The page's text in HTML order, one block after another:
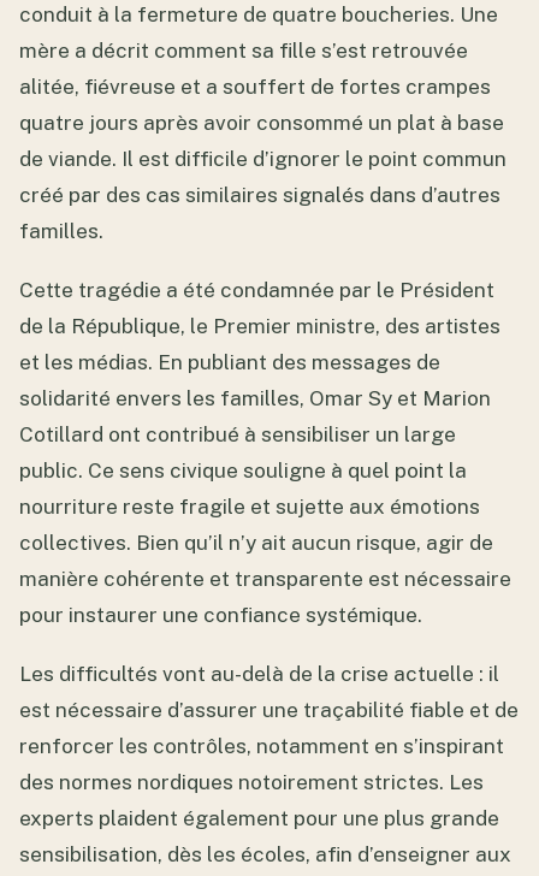
conduit à la fermeture de quatre boucheries. Une
mère a décrit comment sa fille s’est retrouvée
alitée, fiévreuse et a souffert de fortes crampes
quatre jours après avoir consommé un plat à base
de viande. Il est difficile d’ignorer le point commun
créé par des cas similaires signalés dans d’autres
familles.
Cette tragédie a été condamnée par le Président
de la République, le Premier ministre, des artistes
et les médias. En publiant des messages de
solidarité envers les familles, Omar Sy et Marion
Cotillard ont contribué à sensibiliser un large
public. Ce sens civique souligne à quel point la
nourriture reste fragile et sujette aux émotions
collectives. Bien qu’il n’y ait aucun risque, agir de
manière cohérente et transparente est nécessaire
pour instaurer une confiance systémique.
Les difficultés vont au-delà de la crise actuelle : il
est nécessaire d’assurer une traçabilité fiable et de
renforcer les contrôles, notamment en s’inspirant
des normes nordiques notoirement strictes. Les
experts plaident également pour une plus grande
sensibilisation, dès les écoles, afin d’enseigner aux